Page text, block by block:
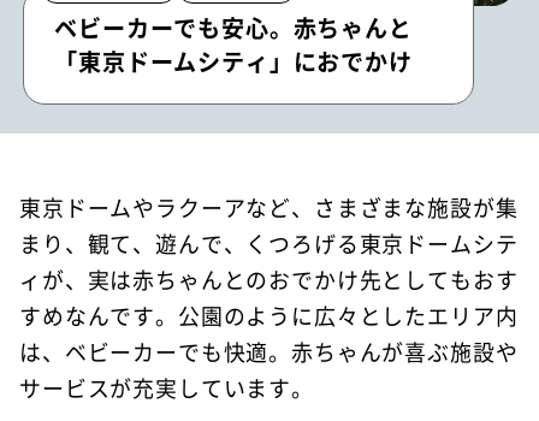
ベビーカーでも安心。赤ちゃんと
「東京ドームシティ」におでかけ
東京ドームやラクーアなど、さまざまな施設が集
まり、観て、遊んで、くつろげる東京ドームシテ
ィが、実は赤ちゃんとのおでかけ先としてもおす
すめなんです。公園のように広々としたエリア内
は、ベビーカーでも快適。赤ちゃんが喜ぶ施設や
サービスが充実しています。